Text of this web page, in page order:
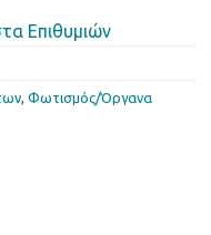
Επιθυμιών
, Φωτισµός/Όργανα